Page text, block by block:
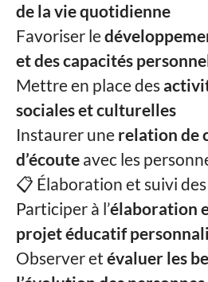
de la vie quotidienne
Favoriser le
et des capacités
Mettre en place des
sociales et culturelles
Instaurer une relation de
d’écoute avec les
📋 Élaboration et suivi
Participer à l’élaboration
projet éducatif
Observer et évaluer les